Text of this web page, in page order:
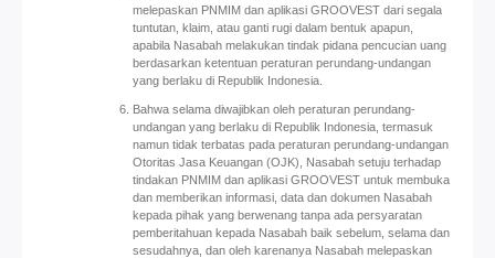
melepaskan PNMIM dan aplikasi GROOVEST dari segala
tuntutan, klaim, atau ganti rugi dalam bentuk apapun,
apabila Nasabah melakukan tindak pidana pencucian uang
berdasarkan ketentuan peraturan perundang-undangan
yang berlaku di Republik Indonesia.
Bahwa selama diwajibkan oleh peraturan perundang-
undangan yang berlaku di Republik Indonesia, termasuk
namun tidak terbatas pada peraturan perundang-undangan
Otoritas Jasa Keuangan (OJK), Nasabah setuju terhadap
tindakan PNMIM dan aplikasi GROOVEST untuk membuka
dan memberikan informasi, data dan dokumen Nasabah
kepada pihak yang berwenang tanpa ada persyaratan
pemberitahuan kepada Nasabah baik sebelum, selama dan
sesudahnya, dan oleh karenanya Nasabah melepaskan